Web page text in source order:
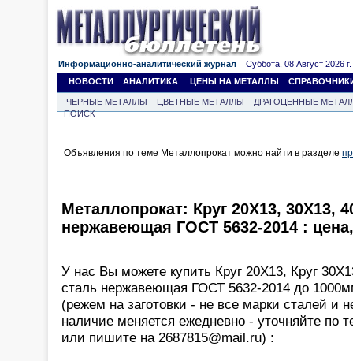
Информационно-аналитический журнал Суббота, 08 Август 2026 г.
НОВОСТИ
АНАЛИТИКА ЦЕНЫ НА МЕТАЛЛЫ
ЧЕРНЫЕ МЕТАЛЛЫ ЦВЕТНЫЕ МЕТАЛЛЫ
ДРАГОЦЕННЫЕ
ПОИСК
Объявления по теме Металлопрокат можно найти в разделе
Металлопрокат: Круг 20Х13, 30Х13,
нержавеющая ГОСТ 5632-2014 :
У нас Вы можете купить Круг 20Х13, Круг
сталь нержавеющая ГОСТ 5632-2014 до
(режем на заготовки - не все марки сталей и
наличие меняется ежедневно - уточняйте по
или пишите на 2687815@mail.ru) :